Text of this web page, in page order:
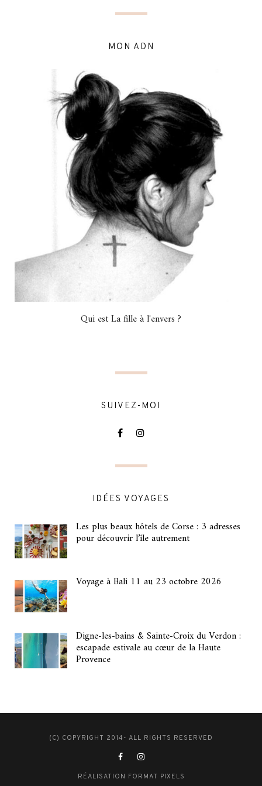
MON ADN
Qui est La fille à l'envers ?
SUIVEZ-MOI
IDÉES VOYAGES
Les plus beaux hôtels de Corse : 3 adresses
pour découvrir l’île autrement
Voyage à Bali 11 au 23 octobre 2026
Digne-les-bains & Sainte-Croix du Verdon :
escapade estivale au cœur de la Haute
Provence
(C) COPYRIGHT 2014- ALL RIGHTS RESERVED
RÉALISATION FORMAT PIXELS